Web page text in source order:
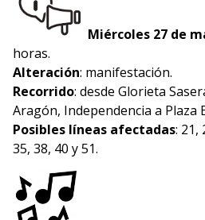
Miércoles 27 de
horas.
Alteración: manifestación.
Recorrido: desde Glorieta
Aragón, Independencia a Plaza
Posibles líneas afectadas: 21,
35, 38, 40 y 51.